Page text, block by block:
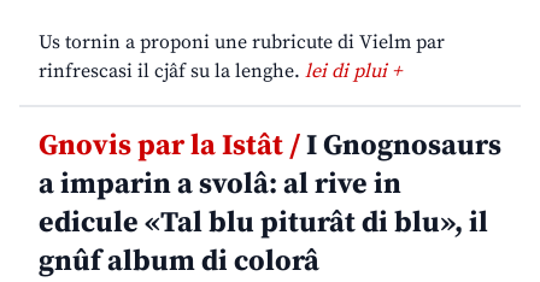
Us tornin a proponi une rubricute di Vielm par
rinfrescasi il cjâf su la lenghe. lei di plui +
Gnovis par la Istât /I Gnognosaurs
a imparin a svolâ: al rive in
edicule «Tal blu piturât di blu», il
gnûf album di colorâ